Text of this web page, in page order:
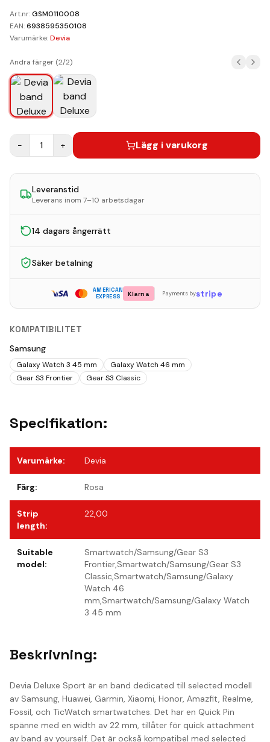
Art.nr:GSM0110008
EAN:6938595350108
Varumärke:Devia
Andra färger (2/2)
− 1 + Lägg i varukorg
Leveranstid
Leverans inom 7–10 arbetsdagar
14 dagars ångerrätt
Säker betalning
AMERICAN
EXPRESS
Klarna Payments bystripe
KOMPATIBILITET
Samsung
Galaxy Watch 3 45 mm
Galaxy Watch 46 mm
Gear S3 Frontier
Gear S3 Classic
Specifikation:
Varumärke: Devia
Färg: Rosa
Strip
length:
22,00
Suitable
model:
Smartwatch/Samsung/Gear S3
Frontier,Smartwatch/Samsung/Gear S3
Classic,Smartwatch/Samsung/Galaxy
Watch 46
mm,Smartwatch/Samsung/Galaxy Watch
3 45 mm
Beskrivning:
Devia Deluxe Sport är en band dedicated till selected modell
av Samsung, Huawei, Garmin, Xiaomi, Honor, Amazfit, Realme,
Fossil, och TicWatch smartwatches. Det har en Quick Pin
spänne med en width av 22 mm, tillåter för quick attachment
av band av yourself. Det är också kompatibel med selected